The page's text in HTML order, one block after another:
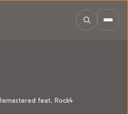
feat. Rock4